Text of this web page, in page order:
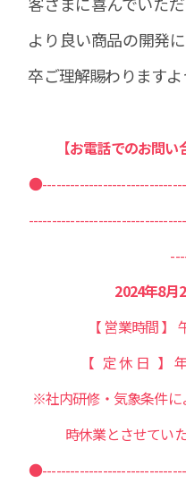
より良い商品の開発
卒ご理解賜わりますよ
【お電話でのお問い
2024年8
【 営業時間
【 定 休
※社内研修・気象条件
時休業とさせてい